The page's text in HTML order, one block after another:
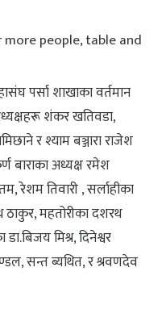
पर्सा शाखाका वर्तमान
शंकर खतिवडा,
र श्याम बञ्जारा राजेश
बाराका अध्यक्ष रमेश
रेशम तिवारी , सर्लाहीका
ठाकुर, महतोरीका दशरथ
मिश्र, दिनेश्वर
सन्त ब्यथित, र श्रवणदेव